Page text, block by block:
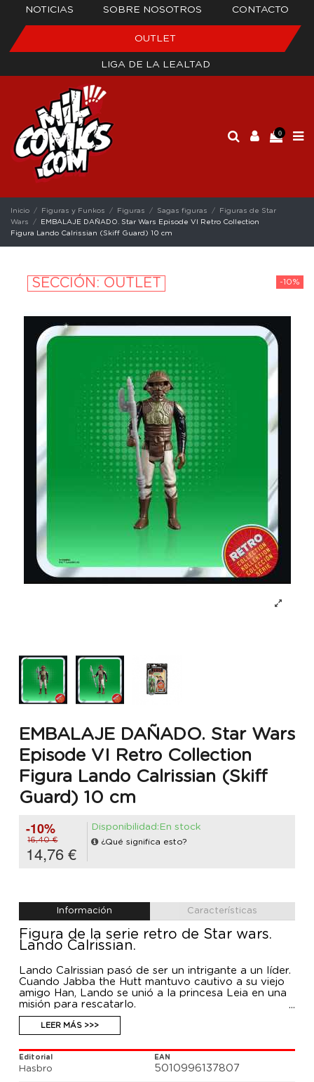
NOTICIAS SOBRE NOSOTROS CONTACTO
OUTLET
LIGA DE LA LEALTAD
0
Inicio Figuras y Funkos Figuras Sagas figuras
Figuras de Star
Wars
EMBALAJE DAÑADO. Star Wars Episode VI Retro Collection
Figura Lando Calrissian (Skiff Guard) 10 cm
-10%
SECCIÓN: OUTLET
EMBALAJE DAÑADO. Star Wars
Episode VI Retro Collection
Figura Lando Calrissian (Skiff
Guard) 10 cm
-10%
16,40 €
14,76 €
Disponibilidad:En stock
¿Qué significa esto?
Información Características
Figura de la serie retro de Star wars.
Lando Calrissian.
Lando Calrissian pasó de ser un intrigante a un líder.
Cuando Jabba the Hutt mantuvo cautivo a su viejo
amigo Han, Lando se unió a la princesa Leia en una
misión para rescatarlo.
La colección retro de Star Wars presenta un diseño
y detalles inspirados en las figuras de acción
originales de Star Wars de la década de 1970.
LEER MÁS >>>
Editorial
Hasbro
EAN
5010996137807